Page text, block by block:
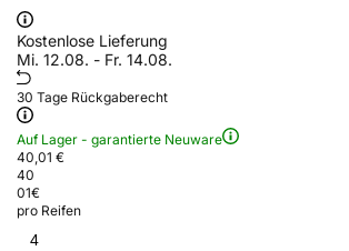
Kostenlose Lieferung
Mi. 12.08. - Fr. 14.08.
30 Tage Rückgaberecht
Auf Lager - garantierte Neuware
40,01 €
40
01€
pro Reifen
4